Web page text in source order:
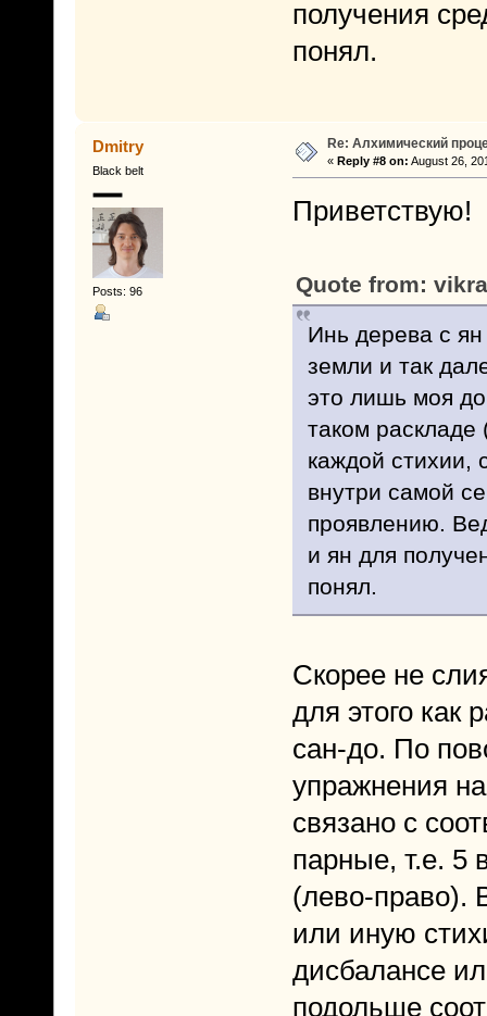
получения
понял.
Dmitry
Black belt
Posts: 96
Re: Алхимический
« Reply #8 on: August 26,
Приветствую!
Quote from:
Инь дерева с
земли и так
это лишь моя
таком раскладе
каждой стихии,
внутри самой
проявлению.
и ян для
понял.
Скорее не
для этого как
сан-до. По
упражнения
связано с
парные, т.е. 5
(лево-право).
или иную
дисбалансе
подольше